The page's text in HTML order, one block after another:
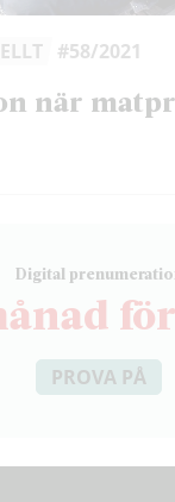
#58/2021
när
Digital
PROVA PÅ